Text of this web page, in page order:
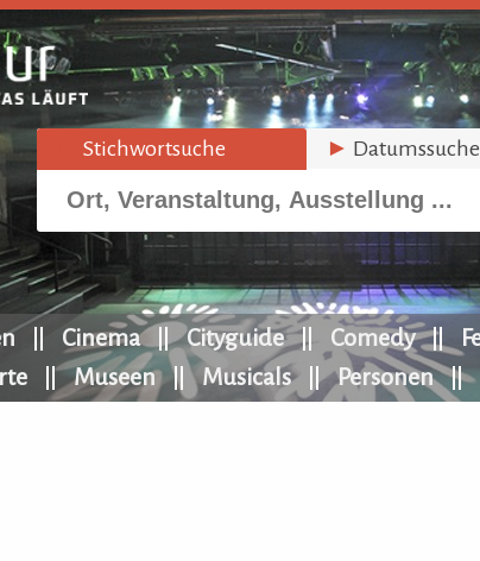
Stichwortsuche ► Datumssuche
Cinema Cityguide Comedy
Museen Musicals Personen